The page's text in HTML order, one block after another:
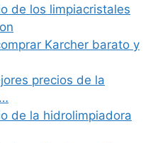
de los limpiacristales
Karcher barato y
precios de la
de la hidrolimpiadora